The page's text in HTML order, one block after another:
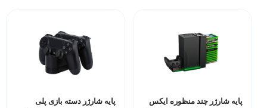
پایه شارژر چند منظوره ایکس
پایه شارژر دسته بازی پلی